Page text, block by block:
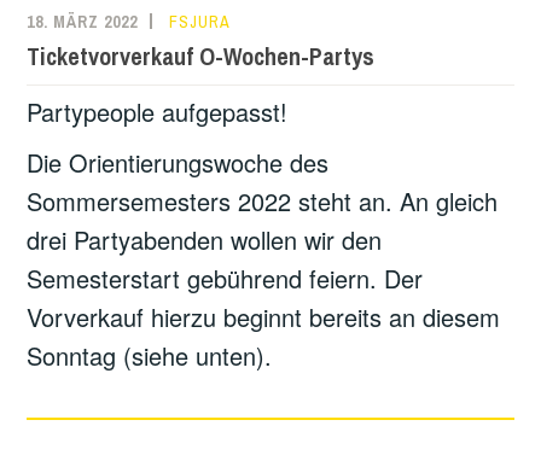
18. MÄRZ 2022 FSJURA
Ticketvorverkauf O-Wochen-Partys
Partypeople aufgepasst!
Die Orientierungswoche des
Sommersemesters 2022 steht an. An gleich
drei Partyabenden wollen wir den
Semesterstart gebührend feiern. Der
Vorverkauf hierzu beginnt bereits an diesem
Sonntag (siehe unten).